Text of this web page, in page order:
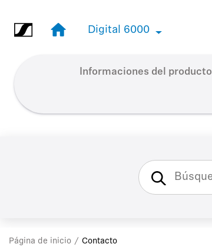
Digital 6000
Digital 6000
Informaciones del producto
Página de inicio Contacto